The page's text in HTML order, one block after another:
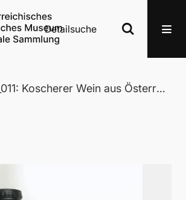
Detailsuche
OJM_A_W_011: Koscherer Wein aus Österreich